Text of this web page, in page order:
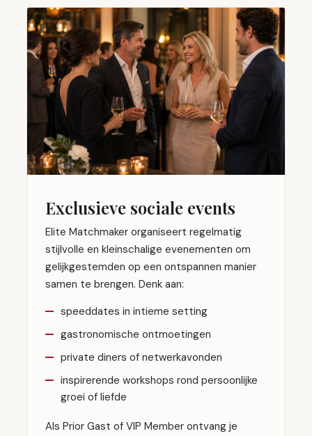
Exclusieve sociale events
Elite Matchmaker organiseert regelmatig
stijlvolle en kleinschalige evenementen om
gelijkgestemden op een ontspannen manier
samen te brengen. Denk aan:
speeddates in intieme setting
gastronomische ontmoetingen
private diners of netwerkavonden
inspirerende workshops rond persoonlijke
groei of liefde
Als Prior Gast of VIP Member ontvang je